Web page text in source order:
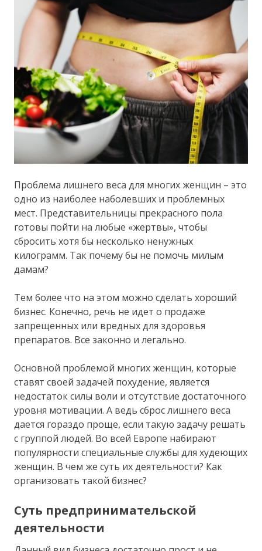
Проблема лишнего веса для многих женщин – это
одно из наиболее наболевших и проблемных
мест. Представительницы прекрасного пола
готовы пойти на любые «жертвы», чтобы
сбросить хотя бы несколько ненужных
килограмм. Так почему бы не помочь милым
дамам?
Тем более что на этом можно сделать хороший
бизнес. Конечно, речь не идет о продаже
запрещенных или вредных для здоровья
препаратов. Все законно и легально.
Основной проблемой многих женщин, которые
ставят своей задачей похудение, является
недостаток силы воли и отсутствие достаточного
уровня мотивации. А ведь сброс лишнего веса
дается гораздо проще, если такую задачу решать
с группой людей. Во всей Европе набирают
популярности специальные службы для худеющих
женщин. В чем же суть их деятельности? Как
организовать такой бизнес?
Суть предпринимательской
деятельности